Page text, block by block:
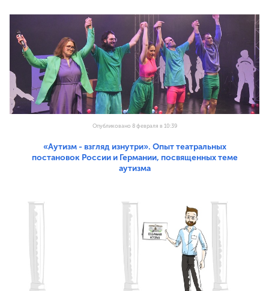
Опубликовано 8 февраля в 10:39
«Аутизм - взгляд изнутри». Опыт театральных
постановок России и Германии, посвященных теме
аутизма